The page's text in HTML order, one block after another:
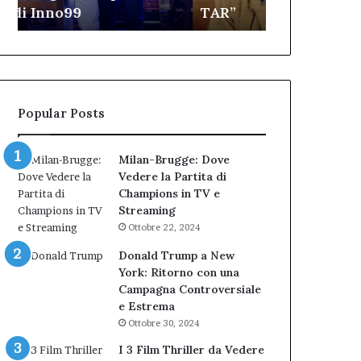
dell’amministrazione
Biondi.
del
TAR”
partecipazione
dell’Immaginario
Popular Posts
Milan-Brugge: Dove
Vedere la Partita di
Champions in TV e
Streaming
Ottobre 22, 2024
Donald Trump a New
York: Ritorno con una
Campagna Controversiale
e Estrema
Ottobre 30, 2024
I 3 Film Thriller da Vedere